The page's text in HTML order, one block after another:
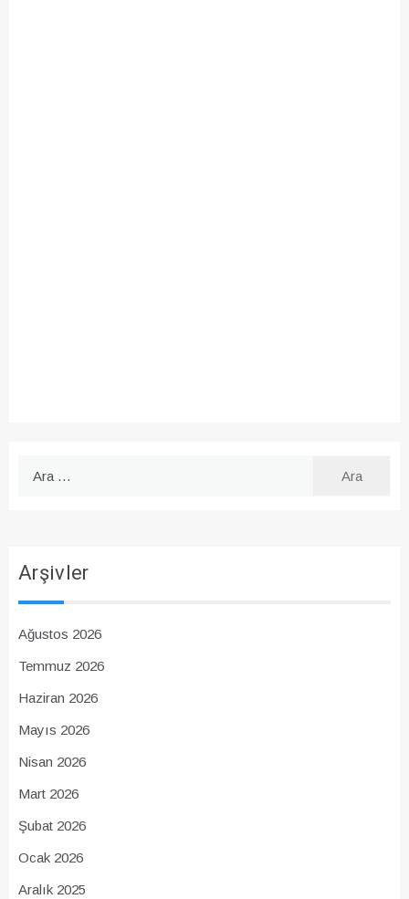
Arşivler
Ağustos 2026
Temmuz 2026
Haziran 2026
Mayıs 2026
Nisan 2026
Mart 2026
Şubat 2026
Ocak 2026
Aralık 2025